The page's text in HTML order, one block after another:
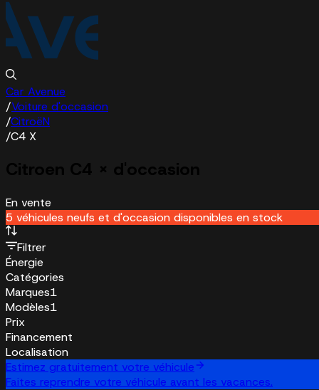
Car Avenue
/Voiture d'occasion
/CitroëN
/C4 X
En vente
5 véhicules neufs et d'occasion disponibles en stock
Filtrer
Énergie
Catégories
Marques1
Modèles1
Prix
Financement
Localisation
Estimez gratuitement votre véhicule
Faites reprendre votre véhicule avant les vacances.